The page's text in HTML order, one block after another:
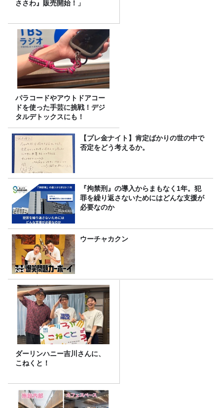
ささわ』販売開始！」
パラコードやアウトドアコー
ドを使った手芸に挑戦！デジ
タルデトックスにも！
【プレ金ナイト】肯定ばかりの世の中で
否定をどう考えるか。
『拘禁刑』の導入からまもなく1年。犯
罪を繰り返さないためにはどんな支援が
必要なのか
ウーチャカクン
ダーリンハニー吉川さんに、
こねくと！